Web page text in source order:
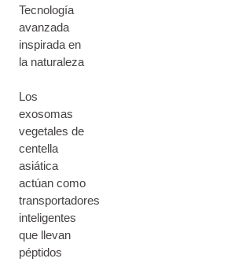
Tecnología
avanzada
inspirada en
la naturaleza
Los
exosomas
vegetales de
centella
asiática
actúan como
transportadores
inteligentes
que llevan
péptidos